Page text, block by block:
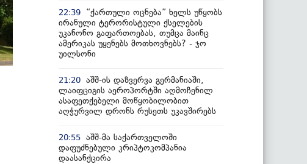
22:39
“ქართული ოცნება” ხელს უწყობს
ირანული ტერორისტული ქსელების
უკანონო გაფართოებას, თუმცა მაინც
ამერიკას უყენებს მოთხოვნებს? - ჯო
უილსონი
21:20 აშშ-ის დაზვერვა გერმანიაში,
ლაიფციგის აეროპორტში აღმოჩენილ
ასაფეთქებელი მოწყობილობით
აღჭურვილ დრონს რუსეთს უკავშირებს
20:55 აშშ-მა საქართველოში
დაფუძნებული კრიპტოკომპანია
დაასანქცირა